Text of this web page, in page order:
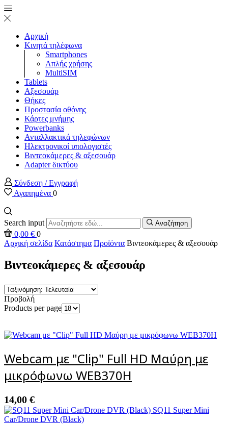
Αρχική
Κινητά τηλέφωνα
Smartphones
Απλής χρήσης
MultiSIM
Tablets
Αξεσουάρ
Θήκες
Προστασία οθόνης
Κάρτες μνήμης
Powerbanks
Ανταλλακτικά τηλεφώνων
Ηλεκτρονικοί υπολογιστές
Βιντεοκάμερες & αξεσουάρ
Adapter δικτύου
Σύνδεση / Εγγραφή
Αγαπημένα 0
Search input Αναζήτηση
0,00 € 0
Αρχική σελίδα Κατάστημα Προϊόντα Βιντεοκάμερες & αξεσουάρ
Βιντεοκάμερες & αξεσουάρ
Προβολή
Products per page
Webcam με "Clip" Full HD Μαύρη με
μικρόφωνω WEB370H
14,00 €